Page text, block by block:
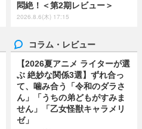
悶絶！＜第2期レビュー＞
2026.8.6(木) 17:15
コラム・レビュー
【2026夏アニメ ライターが選
ぶ 絶妙な関係3選】ずれ合っ
て、噛み合う「令和のダラさ
ん」「うちの弟どもがすみま
せん」「乙女怪獣キャラメリ
ゼ」